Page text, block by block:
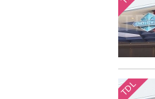
TDL